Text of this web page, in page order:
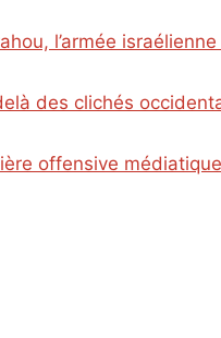
l’armée
des clichés
offensive médiatique